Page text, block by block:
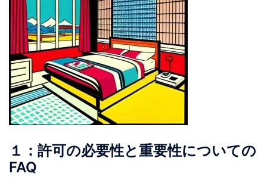
１：許可の必要性と重要性についての
FAQ